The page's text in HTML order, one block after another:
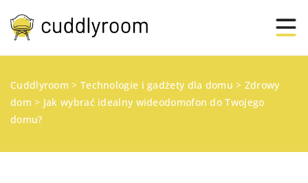
Cuddlyroom > Technologie i gadżety dla domu > Zdrowy
dom > Jak wybrać idealny wideodomofon do Twojego
domu?